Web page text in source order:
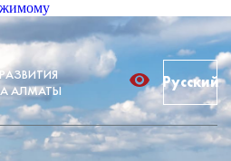
АЛМАТЫ
Русский